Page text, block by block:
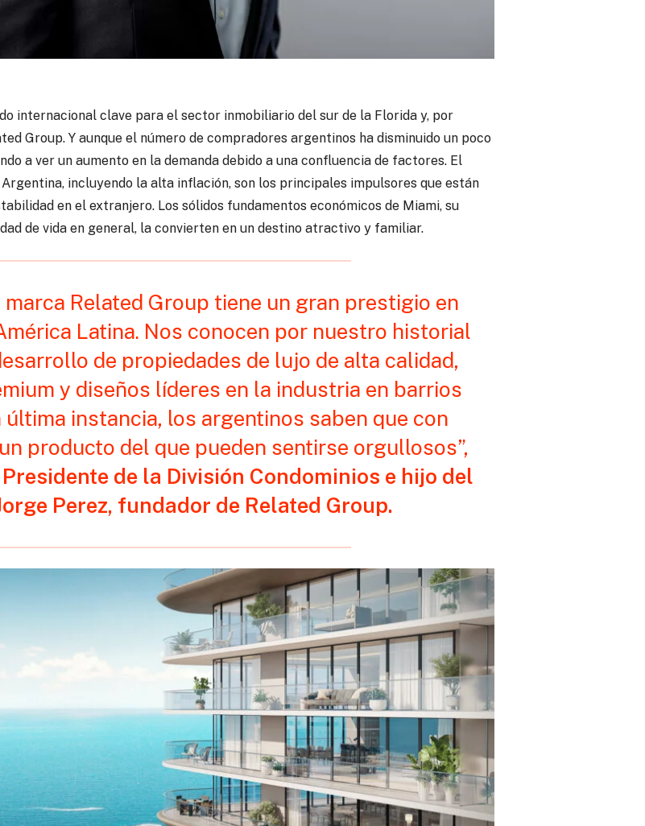
internacional clave para el sector inmobiliario del sur de la Florida y, por
Group. Y aunque el número de compradores argentinos ha disminuido un poco
a ver un aumento en la demanda debido a una confluencia de factores. El
incluyendo la alta inflación, son los principales impulsores que están
en el extranjero. Los sólidos fundamentos económicos de Miami, su
de vida en general, la convierten en un destino atractivo y familiar.
Related Group tiene un gran prestigio en
Latina. Nos conocen por nuestro historial
de propiedades de lujo de alta calidad,
y diseños líderes en la industria en barrios
última instancia, los argentinos saben que con
producto del que pueden sentirse orgullosos”,
de la División Condominios e hijo del
Perez, fundador de Related Group.